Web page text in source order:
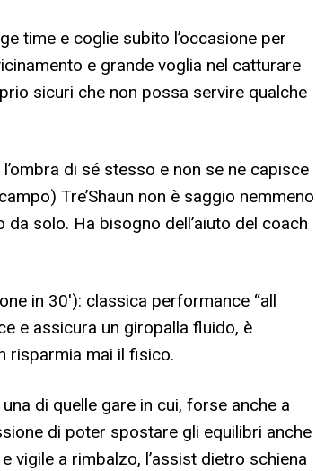
time e coglie subito l’occasione per
e grande voglia nel catturare
sicuri che non possa servire qualche
di sé stesso e non se ne capisce
Tre’Shaun non è saggio nemmeno
solo. Ha bisogno dell’aiuto del coach
in 30′): classica performance “all
e assicura un giropalla fluido, è
risparmia mai il fisico.
di quelle gare in cui, forse anche a
di poter spostare gli equilibri anche
a rimbalzo, l’assist dietro schiena